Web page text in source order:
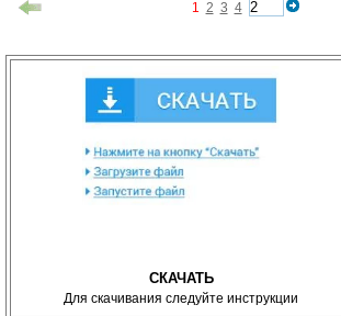
1 2 3 4
СКАЧАТЬ
Для скачивания следуйте инструкции